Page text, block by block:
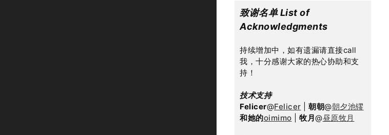
致谢名单 List of
Acknowledgments
持续增加中，如有遗漏请直接call
我，十分感谢大家的热心协助和支
持！
技术支持
Felicer@Felicer 朝朝@朝夕池镠
和她的oimimo 牧月@昼原牧月